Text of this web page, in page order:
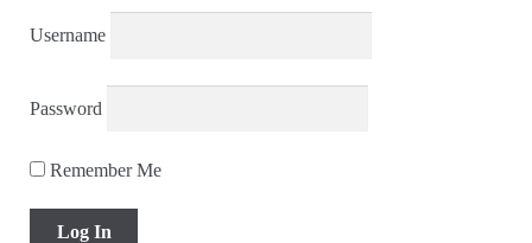
Username
Password
Remember Me